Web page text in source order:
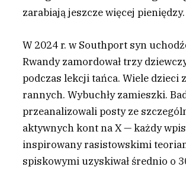
zarabiają jeszcze więcej pieniędzy.
W 2024 r. w Southport syn
Rwandy zamordował trzy
podczas lekcji tańca. Wiele dzieci
rannych. Wybuchły zamieszki.
przeanalizowali posty ze
aktywnych kont na X — każdy wpis
inspirowany rasistowskimi
spiskowymi uzyskiwał średnio o